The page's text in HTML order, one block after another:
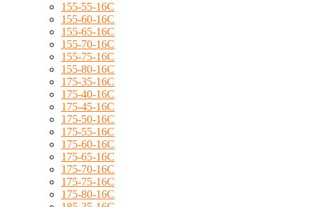
155-55-16C
155-60-16C
155-65-16C
155-70-16C
155-75-16C
155-80-16C
175-35-16C
175-40-16C
175-45-16C
175-50-16C
175-55-16C
175-60-16C
175-65-16C
175-70-16C
175-75-16C
175-80-16C